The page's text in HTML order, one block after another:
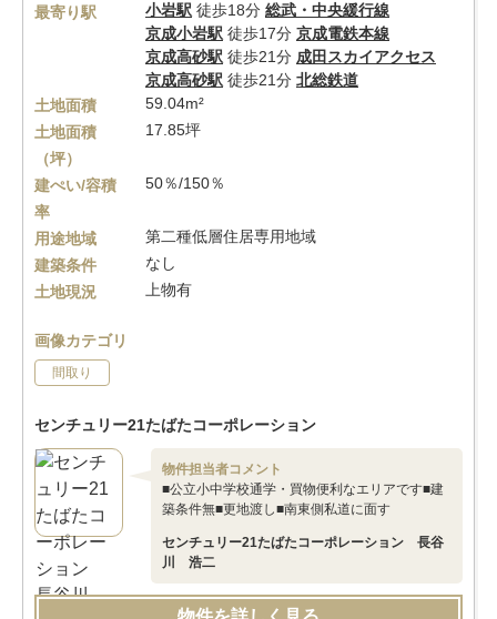
最寄り駅
小岩駅 徒歩18分 総武・中央緩行線
京成小岩駅 徒歩17分 京成電鉄本線
京成高砂駅 徒歩21分 成田スカイアクセス
京成高砂駅 徒歩21分 北総鉄道
土地面積
59.04m²
土地面積
（坪）
17.85坪
建ぺい/容積
率
50％/150％
用途地域
第二種低層住居専用地域
建築条件
なし
土地現況
上物有
画像カテゴリ
間取り
センチュリー21たばたコーポレーション
物件担当者コメント
■公立小中学校通学・買物便利なエリアです■建
築条件無■更地渡し■南東側私道に面す
センチュリー21たばたコーポレーション 長谷
川 浩二